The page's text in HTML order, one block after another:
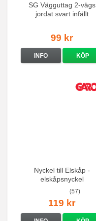
SG Vägguttag 2-vägs
jordat svart infällt
99 kr
INFO KÖP
Nyckel till Elskåp -
elskåpsnyckel
(57)
119 kr